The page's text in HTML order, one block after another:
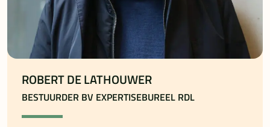
ROBERT DE LATHOUWER
BESTUURDER BV EXPERTISEBUREEL RDL